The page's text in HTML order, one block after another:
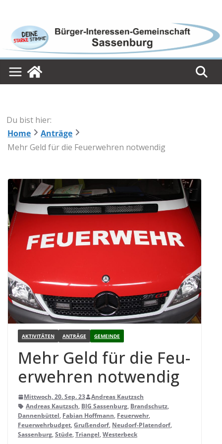
content
Du bist hier:
Home
Anträge
Mehr Geld für die Feuerwehren notwendig
AKTIVITÄTEN ANTRÄGE GEMEINDE
Mehr Geld für die Feu­
er­weh­ren notwendig
Mittwoch, 20. Sep. 23
Andreas Kautzsch
Andreas Kautzsch, BIG Sassenburg, Brandschutz,
Dannenbüttel, Fabian Hoffmann, Feuerwehr,
Feuerwehrbudget, Grußendorf, Neudorf-Platendorf,
Sassenburg, Stüde, Triangel, Westerbeck